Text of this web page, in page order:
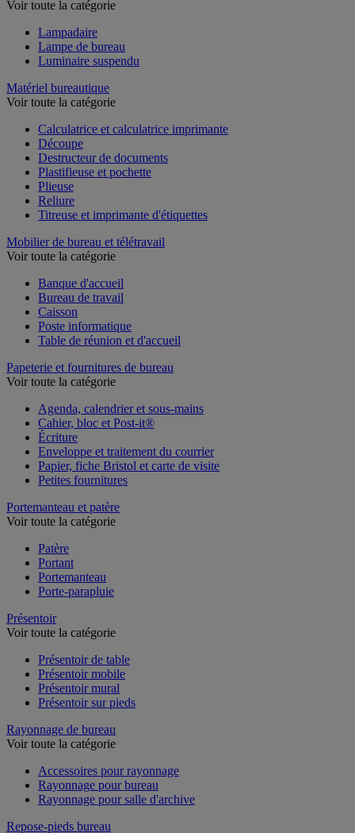
Voir toute la catégorie
Lampadaire
Lampe de bureau
Luminaire suspendu
Matériel bureautique
Voir toute la catégorie
Calculatrice et calculatrice imprimante
Découpe
Destructeur de documents
Plastifieuse et pochette
Plieuse
Reliure
Titreuse et imprimante d'étiquettes
Mobilier de bureau et télétravail
Voir toute la catégorie
Banque d'accueil
Bureau de travail
Caisson
Poste informatique
Table de réunion et d'accueil
Papeterie et fournitures de bureau
Voir toute la catégorie
Agenda, calendrier et sous-mains
Cahier, bloc et Post-it®
Écriture
Enveloppe et traitement du courrier
Papier, fiche Bristol et carte de visite
Petites fournitures
Portemanteau et patère
Voir toute la catégorie
Patère
Portant
Portemanteau
Porte-parapluie
Présentoir
Voir toute la catégorie
Présentoir de table
Présentoir mobile
Présentoir mural
Présentoir sur pieds
Rayonnage de bureau
Voir toute la catégorie
Accessoires pour rayonnage
Rayonnage pour bureau
Rayonnage pour salle d'archive
Repose-pieds bureau